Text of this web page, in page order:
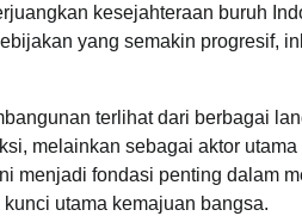
kesejahteraan buruh
yang semakin progresif,
terlihat dari berbagai
melainkan sebagai aktor
menjadi fondasi penting dalam
utama kemajuan bangsa.